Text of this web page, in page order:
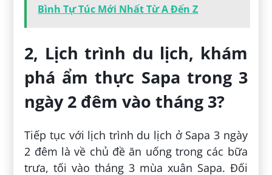
Bình Tự Túc Mới Nhất Từ A Đến Z
2, Lịch trình du lịch, khám
phá ẩm thực Sapa trong 3
ngày 2 đêm vào tháng 3?
Tiếp tục với lịch trình du lịch ở Sapa 3 ngày
2 đêm là về chủ đề ăn uống trong các bữa
trưa, tối vào tháng 3 mùa xuân Sapa. Đối